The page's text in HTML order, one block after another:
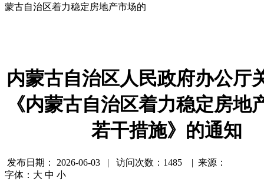
蒙古自治区着力稳定房地产市场的
内蒙古自治区人民政府办公厅
《内蒙古自治区着力稳定房地
若干措施》的通知
发布日期：
2026-06-03 | 访问次数：1485 | 来源：
字体： 大 中 小